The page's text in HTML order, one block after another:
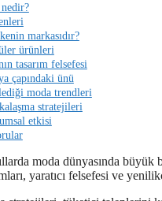
nedir?
markasıdır?
ürünleri
tasarım felsefesi
çapındaki ünü
moda trendleri
stratejileri
etkisi
moda dünyasında
yaratıcı felsefesi ve